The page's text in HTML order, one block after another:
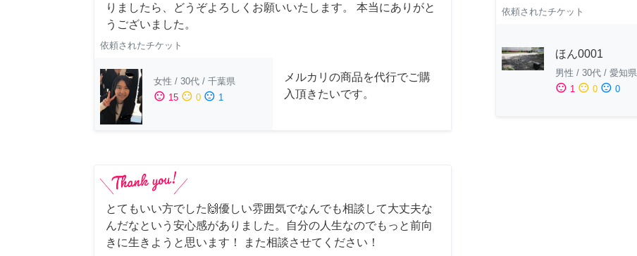
りましたら、どうぞよろしくお願いいたします。 本当にありがと
うございました。
依頼されたチケット
女性 / 30代 / 千葉県
sentiment_satisfied 15 sentiment_neutral 0 sentiment_dissatisfied 1
メルカリの商品を代行でご購
入頂きたいです。
依頼されたチケット
ほん0001
男性 / 30代 / 愛知県
sentiment_satisfied 1 sentiment_neutral 0 sentiment_dissatisfied 0
とてもいい方でした🙌優しい雰囲気でなんでも相談して大丈夫な
んだなという安心感がありました。自分の人生なのでもっと前向
きに生きようと思います！ また相談させてください！